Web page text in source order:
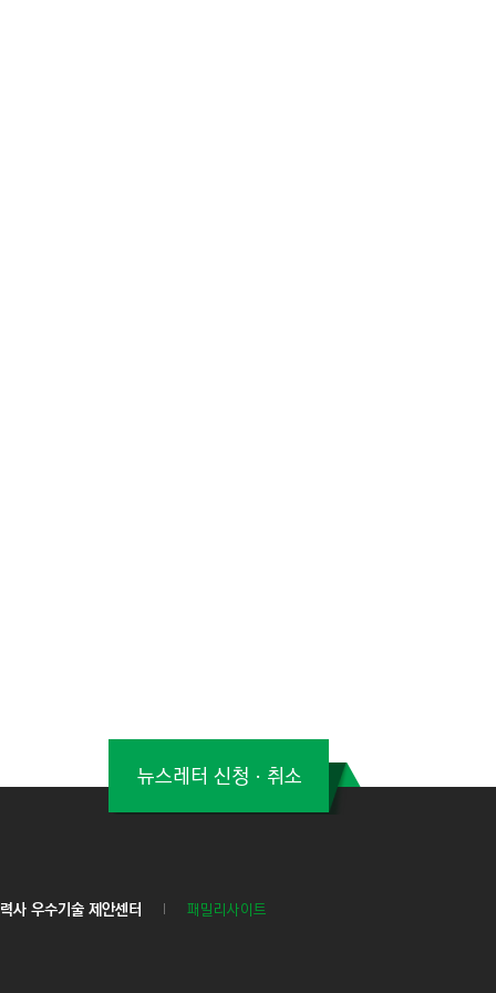
뉴스레터 신청ㆍ취소
사 우수기술 제안센터 패밀리사이트